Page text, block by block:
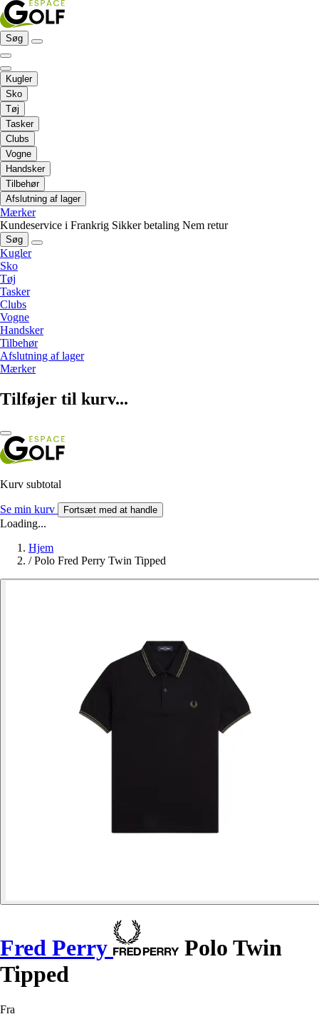
Søg
Kugler
Sko
Tøj
Tasker
Clubs
Vogne
Handsker
Tilbehør
Afslutning af lager
Mærker
Kundeservice i Frankrig Sikker betaling Nem retur
Søg
Kugler
Sko
Tøj
Tasker
Clubs
Vogne
Handsker
Tilbehør
Afslutning af lager
Mærker
Tilføjer til kurv...
Kurv subtotal
Se min kurv Fortsæt med at handle
Loading...
Hjem
/ Polo Fred Perry Twin Tipped
Fred Perry
Polo Twin
Tipped
Fra